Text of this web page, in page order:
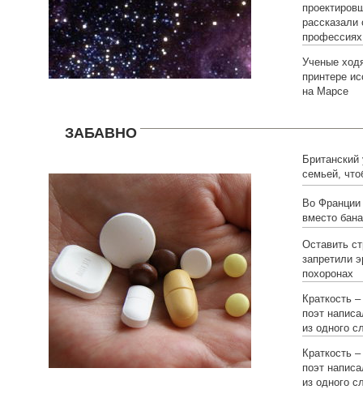
Ученые
принтере
на Марсе
ЗАБАВНО
семьей,
Во
вместо
Оставить
запретили
похоронах
Краткость
поэт
из одного
Краткость
поэт
из одного